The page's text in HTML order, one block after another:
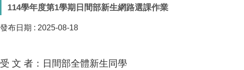
114學年度第1學期日間部新生網路選課作業
發布日期 : 2025-08-18
受 文 者：日間部全體新生同學